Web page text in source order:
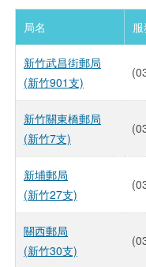
局名
新竹武昌街郵局
(新竹901支)
新竹關東橋郵局
(新竹7支)
新埔郵局
(新竹27支)
關西郵局
(新竹30支)